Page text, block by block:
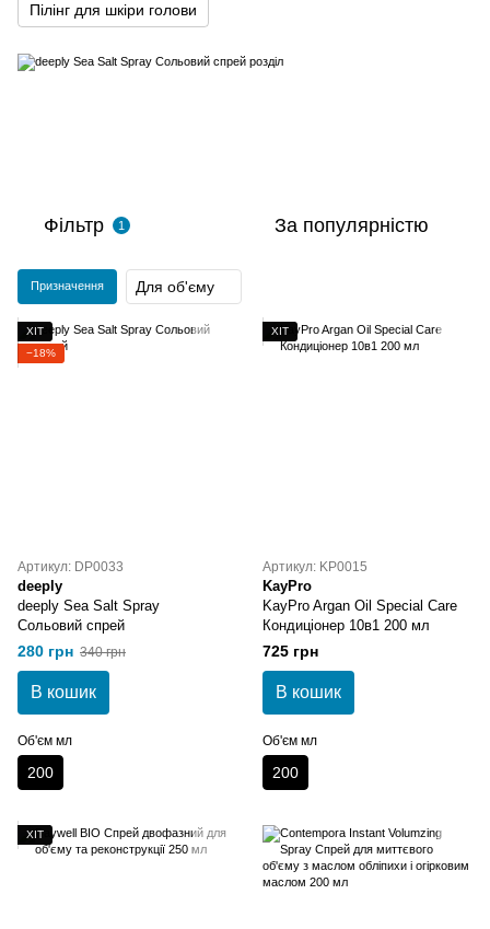
Пілінг для шкіри голови
Фільтр 1 За популярністю
Призначення Для об'єму
ХІТ
−18%
Артикул: DP0033
deeply
deeply Sea Salt Spray
Сольовий спрей
280 грн 340 грн
В кошик
Об'єм мл
200
ХІТ
Артикул: KP0015
KayPro
KayPro Argan Oil Special Care
Кондиціонер 10в1 200 мл
725 грн
В кошик
Об'єм мл
200
ХІТ